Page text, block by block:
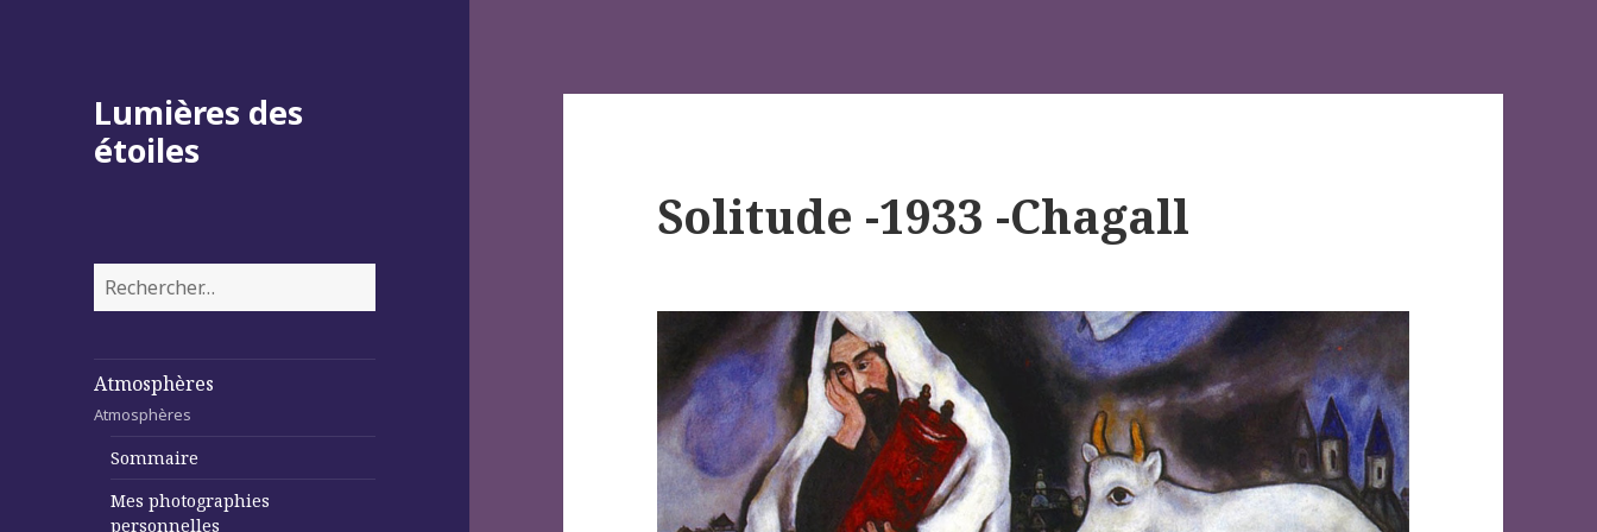
Lumières des
étoiles
Rechercher :
Atmosphères
Atmosphères
Sommaire
Mes photographies
personnelles
Solitude -1933 -Chagall